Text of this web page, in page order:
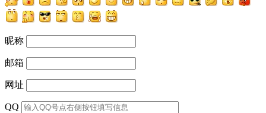
昵称
邮箱
网址
QQ